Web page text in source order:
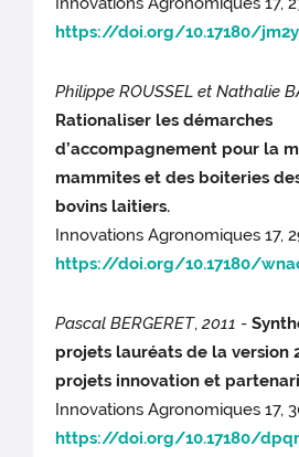
https://doi.org/10.17180/
Philippe ROUSSEL et Nathalie
Rationaliser les démarches
d’accompagnement pour la
mammites et des boiteries
bovins laitiers.
Innovations Agronomiques 17,
https://doi.org/10.17180/
Pascal BERGERET,2011 -
projets lauréats de la version
projets innovation et
Innovations Agronomiques 17,
https://doi.org/10.17180/